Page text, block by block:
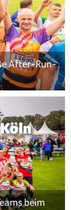
After-Run-
beim